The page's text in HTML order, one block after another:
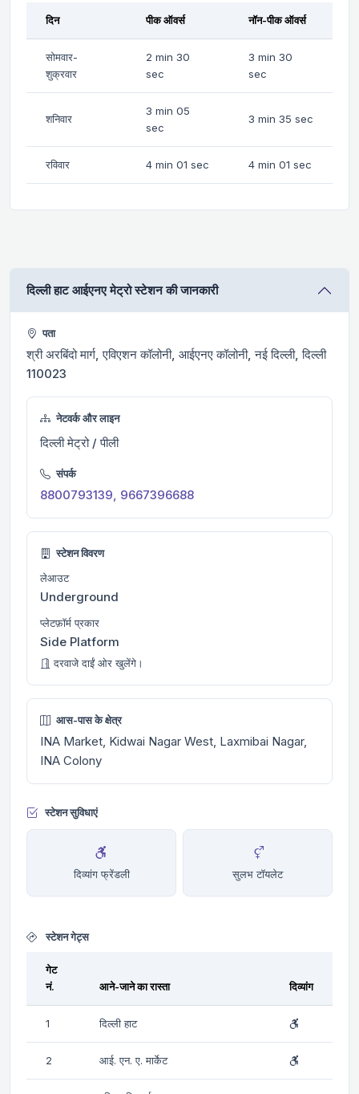
दिन पीक ऑवर्स नॉन-पीक ऑवर्स
सोमवार-
शुक्रवार
2 min 30
sec
3 min 30
sec
शनिवार
3 min 05
sec
3 min 35 sec
रविवार 4 min 01 sec 4 min 01 sec
दिल्ली हाट आईएनए मेट्रो स्टेशन की जानकारी
पता
श्री अरबिंदो मार्ग, एविएशन कॉलोनी, आईएनए कॉलोनी, नई दिल्ली, दिल्ली
110023
नेटवर्क और लाइन
दिल्ली मेट्रो / पीली
संपर्क
8800793139, 9667396688
स्टेशन विवरण
लेआउट
Underground
प्लेटफ़ॉर्म प्रकार
Side Platform
दरवाजे दाईं ओर खुलेंगे।
आस-पास के क्षेत्र
INA Market, Kidwai Nagar West, Laxmibai Nagar,
INA Colony
स्टेशन सुविधाएं
दिव्यांग फ्रेंडली सुलभ टॉयलेट
स्टेशन गेट्स
गेट
नं.
आने-जाने का रास्ता दिव्यांग
1 दिल्ली हाट
2 आई. एन. ए. मार्केट